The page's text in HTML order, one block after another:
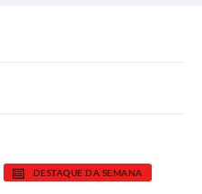
DESTAQUE DA SEMANA